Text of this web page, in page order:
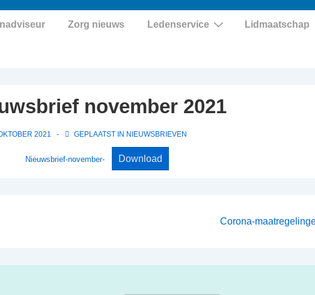
Zorg nieuws Ledenservice Lidmaatschap
november 2021
2021 GEPLAATST IN NIEUWSBRIEVEN
Nieuwsbrief-november- Download
Volgende
Corona-